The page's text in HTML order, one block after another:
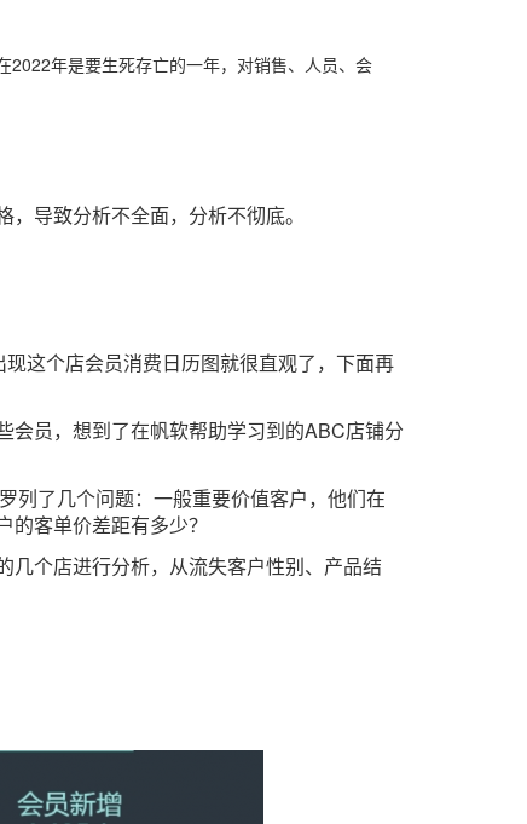
年是要生死存亡的一年，对销售、人员、会
导致分析不全面，分析不彻底。
这个店会员消费日历图就很直观了，下面再
会员，想到了在帆软帮助学习到的ABC店铺分
列了几个问题：一般重要价值客户，他们在
客单价差距有多少？
几个店进行分析，从流失客户性别、产品结